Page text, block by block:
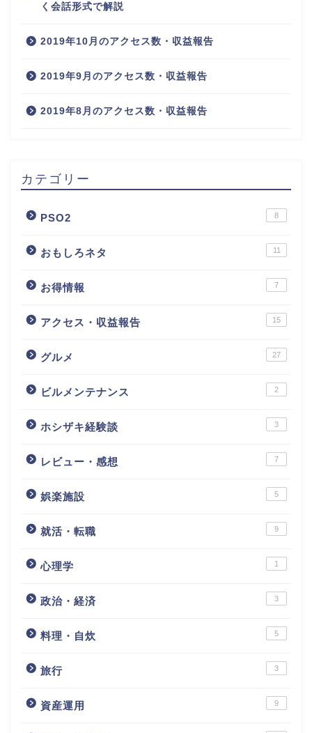
く会話形式で解説
2019年10月のアクセス数・収益報告
2019年9月のアクセス数・収益報告
2019年8月のアクセス数・収益報告
カテゴリー
PSO2 8
おもしろネタ 11
お得情報 7
アクセス・収益報告 15
グルメ 27
ビルメンテナンス 2
ホシザキ経験談 3
レビュー・感想 7
娯楽施設 5
就活・転職 9
心理学 1
政治・経済 3
料理・自炊 5
旅行 3
資産運用 9